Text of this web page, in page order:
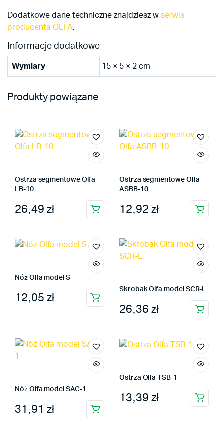
Dodatkowe dane techniczne znajdziesz w serwis
producenta OLFA.
Informacje dodatkowe
Wymiary 15 × 5 × 2 cm
Produkty powiązane
Ostrza segmentowe Olfa
LB-10
26,49 zł
Ostrza segmentowe Olfa
ASBB-10
12,92 zł
Nóż Olfa model S
12,05 zł
Skrobak Olfa model SCR-L
26,36 zł
Nóż Olfa model SAC-1
31,91 zł
Ostrza Olfa TSB-1
13,39 zł